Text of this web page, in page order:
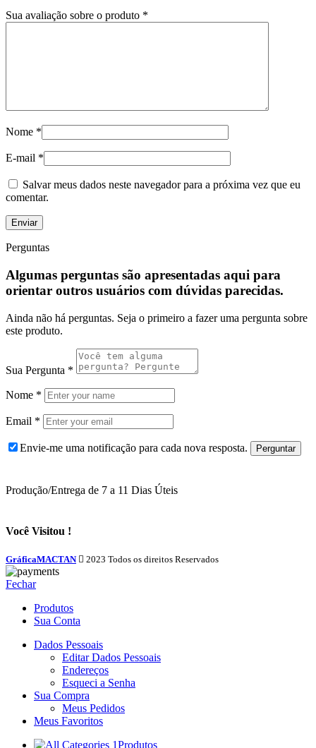
Sua avaliação sobre o produto *
Nome *
E-mail *
Salvar meus dados neste navegador para a próxima vez que eu
comentar.
Perguntas
Algumas perguntas são apresentadas aqui para
orientar outros usuários com dúvidas parecidas.
Ainda não há perguntas. Seja o primeiro a fazer uma pergunta sobre
este produto.
Sua Pergunta *
Nome *
Email *
Envie-me uma notificação para cada nova resposta.
Produção/Entrega de 7 a 11 Dias Úteis
Você Visitou !
GráficaMACTAN 2023 Todos os direitos Reservados
Fechar
Produtos
Sua Conta
Dados Pessoais
Editar Dados Pessoais
Endereços
Esqueci a Senha
Sua Compra
Meus Pedidos
Meus Favoritos
Produtos